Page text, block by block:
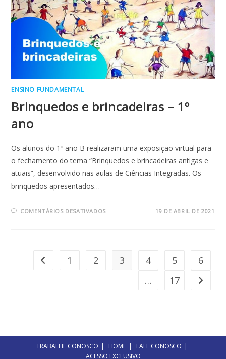
ENSINO FUNDAMENTAL
Brinquedos e brincadeiras – 1º
ano
Os alunos do 1º ano B realizaram uma exposição virtual para
o fechamento do tema “Brinquedos e brincadeiras antigas e
atuais”, desenvolvido nas aulas de Ciências Integradas. Os
brinquedos apresentados…
COMENTÁRIOS DESATIVADOSEM 19 DE ABRIL DE 2021
Ir para a página anterior
1 2 3 4 5
6
…
17 Ir para
TRABALHE CONOSCO HOME
FALE CONOSCO
ACESSO EXCLUSIVO